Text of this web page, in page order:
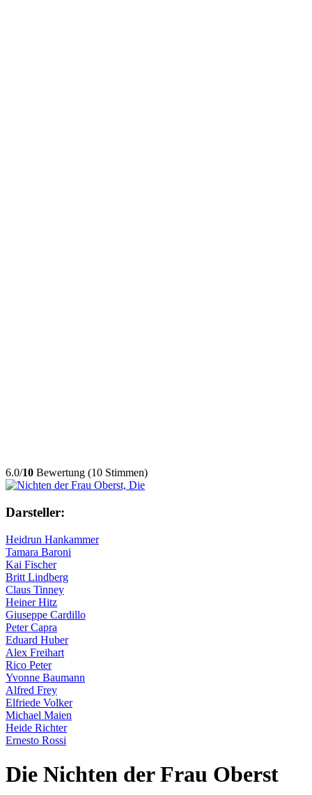
6.0/10 Bewertung (10 Stimmen)
Darsteller:
Heidrun Hankammer
Tamara Baroni
Kai Fischer
Britt Lindberg
Claus Tinney
Heiner Hitz
Giuseppe Cardillo
Peter Capra
Eduard Huber
Alex Freihart
Rico Peter
Yvonne Baumann
Alfred Frey
Elfriede Volker
Michael Maien
Heide Richter
Ernesto Rossi
Die Nichten der Frau Oberst